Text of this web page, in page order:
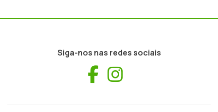
Siga-nos nas redes sociais
Facebook